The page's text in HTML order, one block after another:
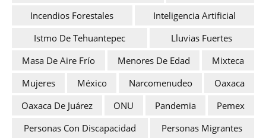
Incendios Forestales
Inteligencia Artificial
Istmo De Tehuantepec
Lluvias Fuertes
Masa De Aire Frío
Menores De Edad
Mixteca
Mujeres
México Narcomenudeo
Oaxaca
Oaxaca De Juárez
ONU Pandemia
Pemex
Personas Con Discapacidad
Personas Migrantes